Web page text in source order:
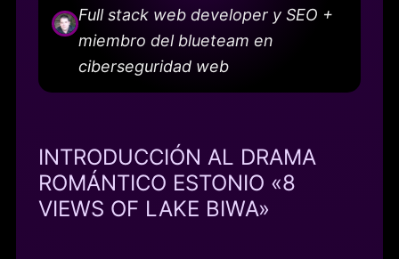
Full stack web developer y SEO +
miembro del blueteam en
ciberseguridad web
INTRODUCCIÓN AL DRAMA
ROMÁNTICO ESTONIO «8
VIEWS OF LAKE BIWA»